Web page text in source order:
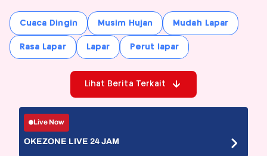
Cuaca Dingin Musim Hujan Mudah Lapar
Rasa Lapar Lapar Perut lapar
Lihat Berita Terkait
Live Now
OKEZONE LIVE 24 JAM